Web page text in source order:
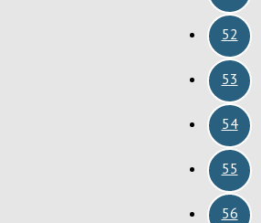
52
53
54
55
56